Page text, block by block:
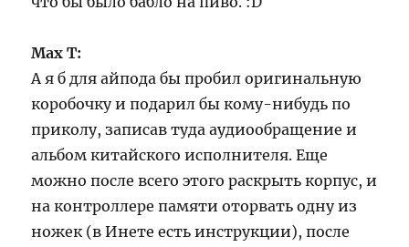
Max T:
А я б для айпода бы пробил оригинальную
коробочку и подарил бы кому-нибудь по
приколу, записав туда аудиообращение и
альбом китайского исполнителя. Еще
можно после всего этого раскрыть корпус, и
на контроллере памяти оторвать одну из
ножек (в Инете есть инструкции), после